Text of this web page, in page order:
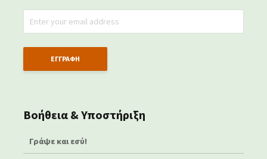
Βοήθεια & Υποστήριξη
Γράψε και εσύ!